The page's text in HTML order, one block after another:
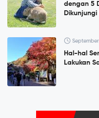
dengan 5
Dikunjungi
Hal-hal
Lakukan